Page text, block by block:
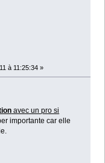
à 11:25:34 »
avec un pro si
importante car elle